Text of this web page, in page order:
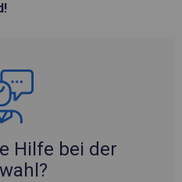
Hilfe bei der